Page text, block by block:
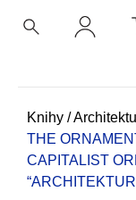
Domů
Knihy /
THE
CAPITALIST
ZPĚT
ZPĚT
o
o